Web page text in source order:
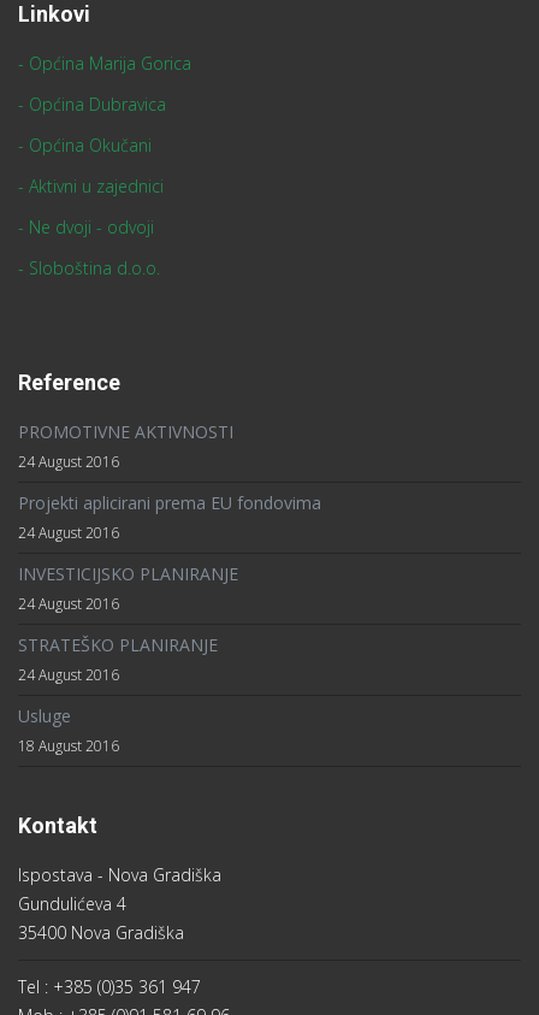
Linkovi
- Općina Marija Gorica
- Općina Dubravica
- Općina Okučani
- Aktivni u zajednici
- Ne dvoji - odvoji
- Sloboština d.o.o.
Reference
PROMOTIVNE AKTIVNOSTI
24 August 2016
Projekti aplicirani prema EU fondovima
24 August 2016
INVESTICIJSKO PLANIRANJE
24 August 2016
STRATEŠKO PLANIRANJE
24 August 2016
Usluge
18 August 2016
Kontakt
Ispostava - Nova Gradiška
Gundulićeva 4
35400 Nova Gradiška
Tel : +385 (0)35 361 947